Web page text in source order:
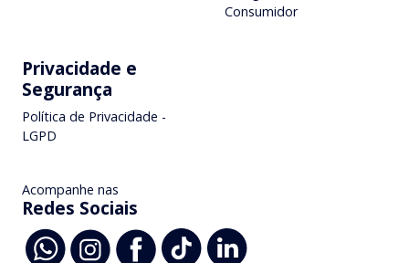
Consumidor
Privacidade e
Segurança
Política de Privacidade -
LGPD
Acompanhe nas
Redes Sociais